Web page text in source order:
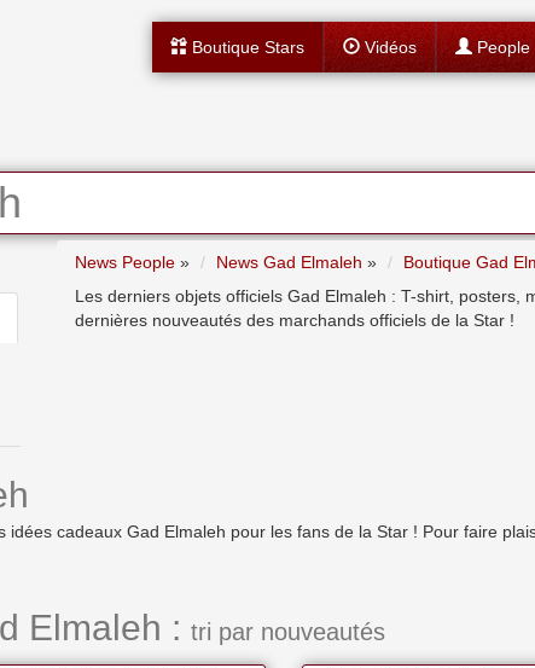
Boutique Stars Vidéos People
News People » News Gad Elmaleh »
Boutique Gad
Les derniers objets officiels Gad Elmaleh : T-shirt, posters,
dernières nouveautés des marchands officiels de la Star !
cadeaux Gad Elmaleh pour les fans de la Star ! Pour faire
Elmaleh : tri par nouveautés